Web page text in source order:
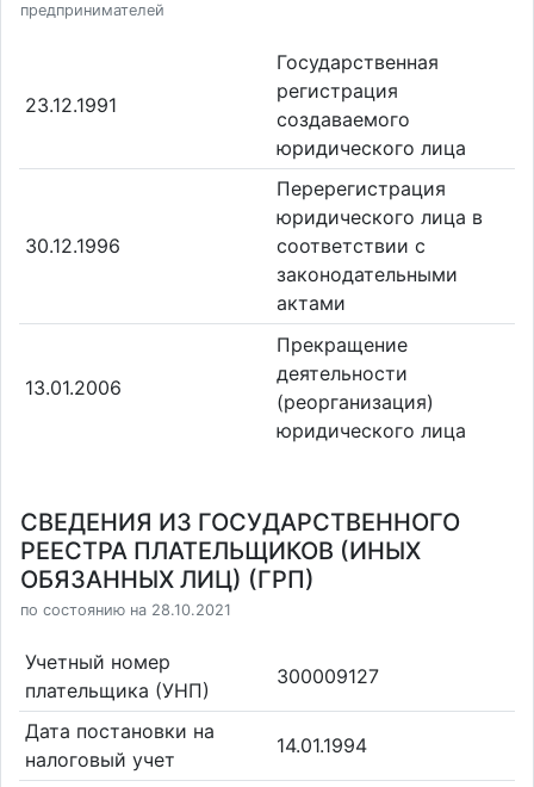
предпринимателей
23.12.1991
Государственная
регистрация
создаваемого
юридического лица
30.12.1996
Перерегистрация
юридического лица в
соответствии с
законодательными
актами
13.01.2006
Прекращение
деятельности
(реорганизация)
юридического лица
СВЕДЕНИЯ ИЗ ГОСУДАРСТВЕННОГО
РЕЕСТРА ПЛАТЕЛЬЩИКОВ (ИНЫХ
ОБЯЗАННЫХ ЛИЦ) (ГРП)
по состоянию на 28.10.2021
Учетный номер
плательщика (УНП)
300009127
Дата постановки на
налоговый учет
14.01.1994